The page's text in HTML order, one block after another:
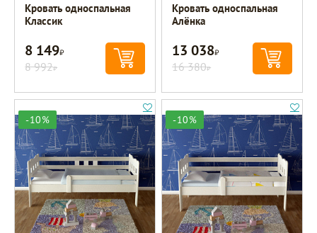
Кровать односпальная
Классик
8 149Р
8 992Р
Кровать односпальная
Алёнка
13 038Р
16 380Р
-10% -10%